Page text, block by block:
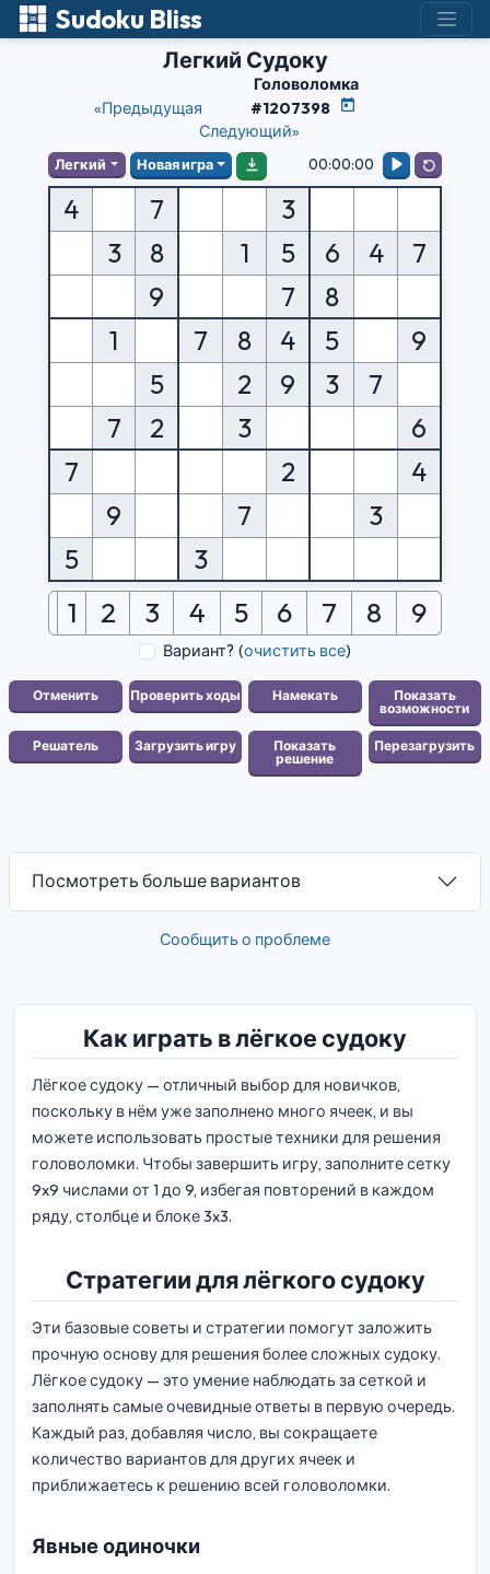
Sudoku Bliss
Легкий Судоку
«Предыдущая
Головоломка
#1207398
Следующий»
Легкий Новая игра 00:00:00
4 7
3
3
8 1 5 6 4
7
9
7
8
1
7 8 4 5
9
5
2 9 3
7
7
2 3
6
7
2
4
9
7
3
5
3
1 2 3 4 5 6 7 8 9
Вариант? (очистить все)
Посмотреть больше вариантов
Сообщить о проблеме
Как играть в лёгкое судоку
Лёгкое судоку — отличный выбор для новичков,
поскольку в нём уже заполнено много ячеек, и вы
можете использовать простые техники для решения
головоломки. Чтобы завершить игру, заполните сетку
9x9 числами от 1 до 9, избегая повторений в каждом
ряду, столбце и блоке 3x3.
Стратегии для лёгкого судоку
Эти базовые советы и стратегии помогут заложить
прочную основу для решения более сложных судоку.
Лёгкое судоку — это умение наблюдать за сеткой и
заполнять самые очевидные ответы в первую очередь.
Каждый раз, добавляя число, вы сокращаете
количество вариантов для других ячеек и
приближаетесь к решению всей головоломки.
Явные одиночки